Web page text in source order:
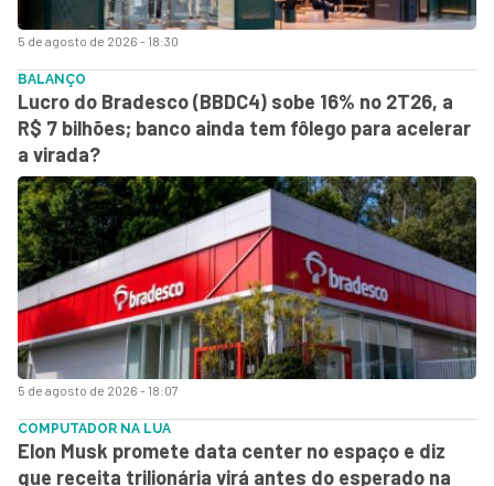
5 de agosto de 2026 - 18:30
5 de agosto de 2026 - 18:07
BALANÇO
Lucro do Bradesco (BBDC4) sobe 16% no 2T26, a
R$ 7 bilhões; banco ainda tem fôlego para acelerar
a virada?
COMPUTADOR NA LUA
Elon Musk promete data center no espaço e diz
que receita trilionária virá antes do esperado na